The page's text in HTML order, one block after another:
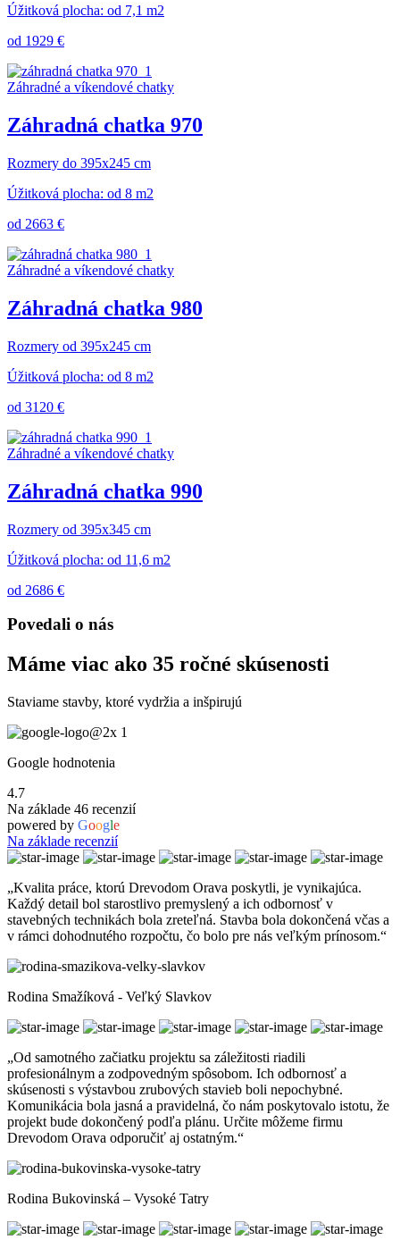
Úžitková plocha: od 7,1 m2
od 1929 €
Záhradné a víkendové chatky
Záhradná chatka 970
Rozmery do 395x245 cm
Úžitková plocha: od 8 m2
od 2663 €
Záhradné a víkendové chatky
Záhradná chatka 980
Rozmery od 395x245 cm
Úžitková plocha: od 8 m2
od 3120 €
Záhradné a víkendové chatky
Záhradná chatka 990
Rozmery od 395x345 cm
Úžitková plocha: od 11,6 m2
od 2686 €
Povedali o nás
Máme viac ako 35 ročné skúsenosti
Staviame stavby, ktoré vydržia a inšpirujú
Google hodnotenia
4.7
Na základe 46 recenzií
powered by Google
Na základe recenzií
„Kvalita práce, ktorú Drevodom Orava poskytli, je vynikajúca.
Každý detail bol starostlivo premyslený a ich odbornosť v
stavebných technikách bola zreteľná. Stavba bola dokončená včas a
v rámci dohodnutého rozpočtu, čo bolo pre nás veľkým prínosom.“
Rodina Smažíková - Veľký Slavkov
„Od samotného začiatku projektu sa záležitosti riadili
profesionálnym a zodpovedným spôsobom. Ich odbornosť a
skúsenosti s výstavbou zrubových stavieb boli nepochybné.
Komunikácia bola jasná a pravidelná, čo nám poskytovalo istotu, že
projekt bude dokončený podľa plánu. Určite môžeme firmu
Drevodom Orava odporučiť aj ostatným.“
Rodina Bukovinská – Vysoké Tatry